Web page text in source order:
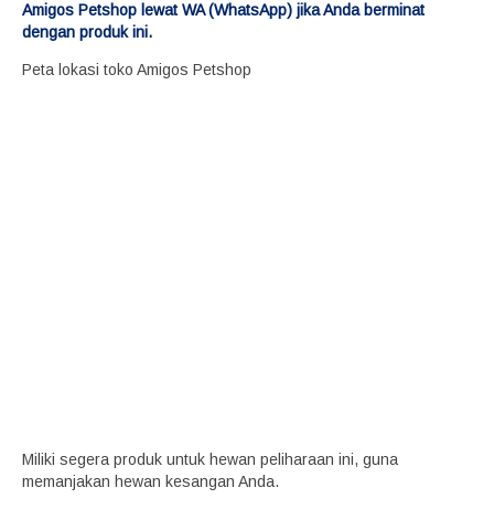
Amigos Petshop lewat WA (WhatsApp) jika Anda berminat
dengan produk ini.
Peta lokasi toko Amigos Petshop
Miliki segera produk untuk hewan peliharaan ini, guna
memanjakan hewan kesangan Anda.